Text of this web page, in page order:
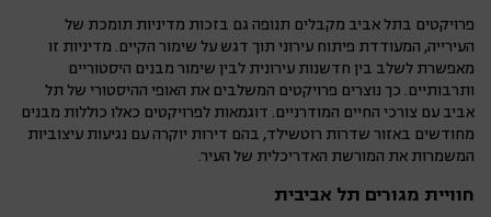
פרויקטים בתל אביב מקבלים תנופה גם בזכות מדיניות תומכת של
העירייה, המעודדת פיתוח עירוני תוך דגש על שימור הקיים. מדיניות זו
מאפשרת לשלב בין חדשנות עירונית לבין שימור מבנים היסטוריים
ותרבותיים. כך נוצרים פרויקטים המשלבים את האופי ההיסטורי של תל
אביב עם צורכי החיים המודרניים. דוגמאות לפרויקטים כאלו כוללות מבנים
מחודשים באזור שדרות רוטשילד, בהם דירות יוקרה עם נגיעות עיצוביות
המשמרות את המורשת האדריכלית של העיר.
חוויית מגורים תל אביבית